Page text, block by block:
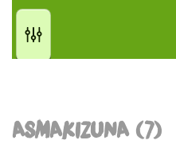
ASMAKIZUNA (7)